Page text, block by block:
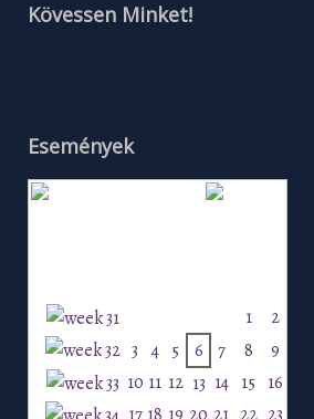
Kövessen Minket!
Események
1
2
3 4 5 6 7 8
9
10 11 12 13 14 15 16